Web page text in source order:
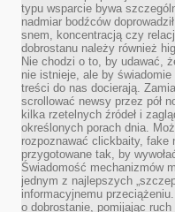
typu wsparcie bywa
nadmiar bodźców
snem, koncentracją czy
dobrostanu należy również
Nie chodzi o to, by udawać,
nie istnieje, ale by
treści do nas docierają.
scrollować newsy przez pół
kilka rzetelnych źródeł i
określonych porach dnia.
rozpoznawać clickbaity, fake
przygotowane tak, by
Świadomość mechanizmów
jednym z najlepszych
informacyjnemu
o dobrostanie, pomijając ruch